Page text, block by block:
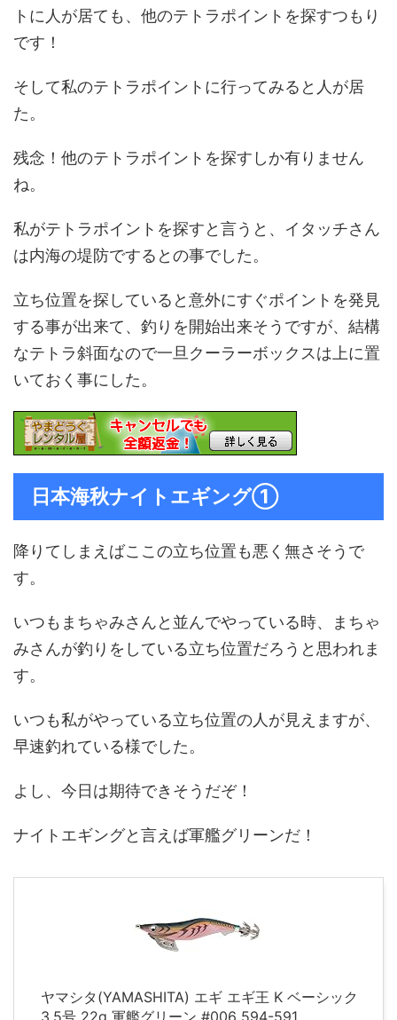
トに人が居ても、他のテトラポイントを探すつもり
です！
そして私のテトラポイントに行ってみると人が居
た。
残念！他のテトラポイントを探すしか有りません
ね。
私がテトラポイントを探すと言うと、イタッチさん
は内海の堤防でするとの事でした。
立ち位置を探していると意外にすぐポイントを発見
する事が出来て、釣りを開始出来そうですが、結構
なテトラ斜面なので一旦クーラーボックスは上に置
いておく事にした。
日本海秋ナイトエギング①
降りてしまえばここの立ち位置も悪く無さそうで
す。
いつもまちゃみさんと並んでやっている時、まちゃ
みさんが釣りをしている立ち位置だろうと思われま
す。
いつも私がやっている立ち位置の人が見えますが、
早速釣れている様でした。
よし、今日は期待できそうだぞ！
ナイトエギングと言えば軍艦グリーンだ！
ヤマシタ(YAMASHITA) エギ エギ王 K ベーシック